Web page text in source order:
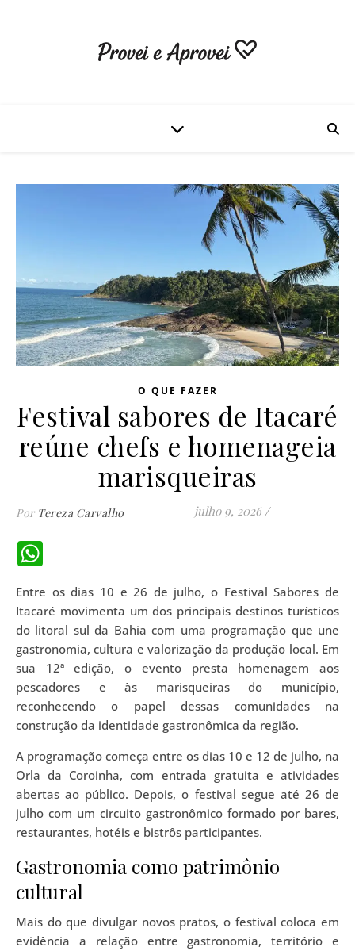
O QUE FAZER
Festival sabores de Itacaré
reúne chefs e homenageia
marisqueiras
julho 9, 2026 /
Por Tereza Carvalho
Entre os dias 10 e 26 de julho, o Festival Sabores de
Itacaré movimenta um dos principais destinos turísticos
do litoral sul da Bahia com uma programação que une
gastronomia, cultura e valorização da produção local. Em
sua 12ª edição, o evento presta homenagem aos
pescadores e às marisqueiras do município,
reconhecendo o papel dessas comunidades na
construção da identidade gastronômica da região.
A programação começa entre os dias 10 e 12 de julho, na
Orla da Coroinha, com entrada gratuita e atividades
abertas ao público. Depois, o festival segue até 26 de
julho com um circuito gastronômico formado por bares,
restaurantes, hotéis e bistrôs participantes.
Gastronomia como patrimônio
cultural
Mais do que divulgar novos pratos, o festival coloca em
evidência a relação entre gastronomia, território e